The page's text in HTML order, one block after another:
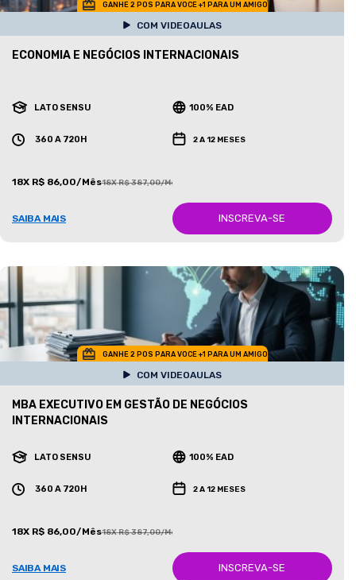
GANHE 2 POS PARA VOCE +1 PARA UM AMIGO
COM VIDEOAULAS
ECONOMIA E NEGÓCIOS INTERNACIONAIS
LATO SENSU 100% EAD
360 A 720H 2 A 12 MESES
18X R$ 86,00/Mês18X R$ 387,00/Mês
SAIBA MAIS INSCREVA-SE
GANHE 2 POS PARA VOCE +1 PARA UM AMIGO
COM VIDEOAULAS
MBA EXECUTIVO EM GESTÃO DE NEGÓCIOS
INTERNACIONAIS
LATO SENSU 100% EAD
360 A 720H 2 A 12 MESES
18X R$ 86,00/Mês18X R$ 387,00/Mês
SAIBA MAIS INSCREVA-SE